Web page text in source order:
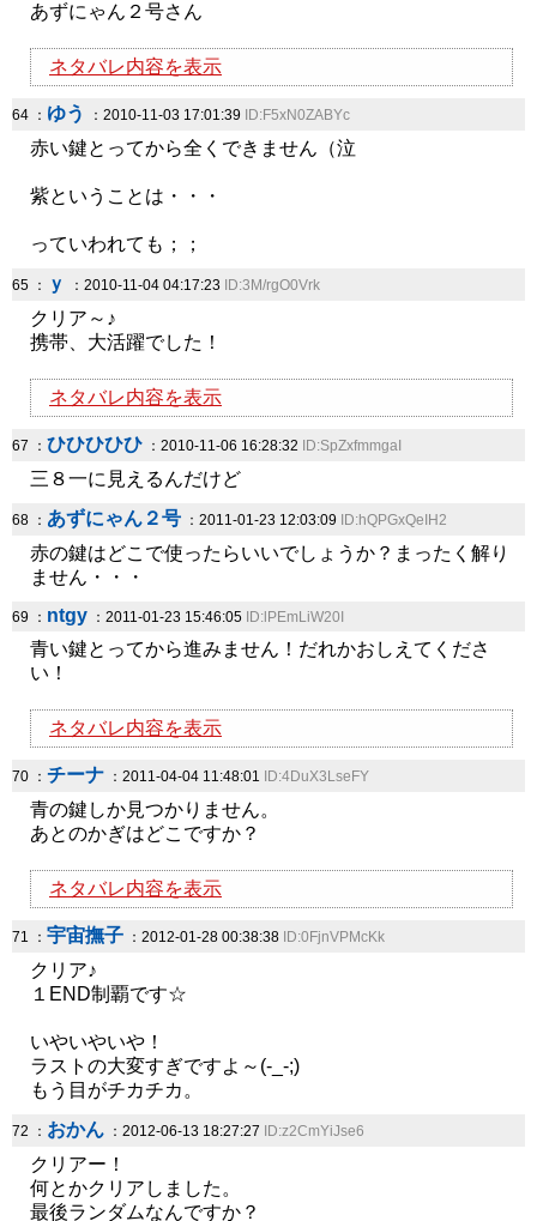
あずにゃん２号さん
ネタバレ内容を表示
64 ： ゆう ：2010-11-03 17:01:39 ID:F5xN0ZABYc
赤い鍵とってから全くできません（泣
紫ということは・・・
っていわれても；；
65 ： ｙ ：2010-11-04 04:17:23 ID:3M/rgO0Vrk
クリア～♪
携帯、大活躍でした！
ネタバレ内容を表示
67 ： ひひひひひ ：2010-11-06 16:28:32 ID:SpZxfmmgaI
三８一に見えるんだけど
68 ： あずにゃん２号 ：2011-01-23 12:03:09 ID:hQPGxQeIH2
赤の鍵はどこで使ったらいいでしょうか？まったく解り
ません・・・
69 ： ntgy ：2011-01-23 15:46:05 ID:lPEmLiW20I
青い鍵とってから進みません！だれかおしえてくださ
い！
ネタバレ内容を表示
70 ： チーナ ：2011-04-04 11:48:01 ID:4DuX3LseFY
青の鍵しか見つかりません。
あとのかぎはどこですか？
ネタバレ内容を表示
71 ： 宇宙撫子 ：2012-01-28 00:38:38 ID:0FjnVPMcKk
クリア♪
１END制覇です☆
いやいやいや！
ラストの大変すぎですよ～(-_-;)
もう目がチカチカ。
72 ： おかん ：2012-06-13 18:27:27 ID:z2CmYiJse6
クリアー！
何とかクリアしました。
最後ランダムなんですか？